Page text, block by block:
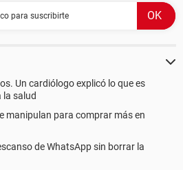
Un cardiólogo explicó lo que es
la salud
manipulan para comprar más en
de WhatsApp sin borrar la